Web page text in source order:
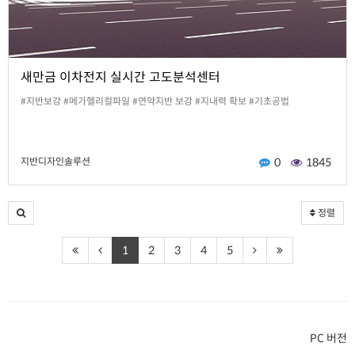
새만금 이차전지 실시간 고도분석센터
#지반보강 #메가헬리컬파일 #연약지반 보강 #지내력 확보 #기초공법
지반디자인솔루션 0 1845
정렬
1 2 3 4 5
PC 버전